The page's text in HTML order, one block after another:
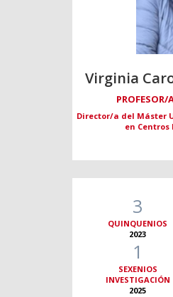
Virginia
PROFESOR/
Director/a del Máster
en Centros
3
QUINQUENIOS
2023
1
SEXENIOS
INVESTIGACIÓN
2025